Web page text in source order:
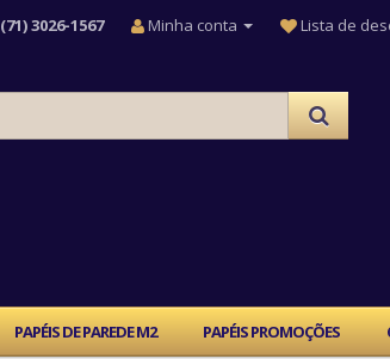
(71) 3026-1567 Minha conta Lista de
PAPÉIS DE PAREDE M2 PAPÉIS PROMOÇÕES